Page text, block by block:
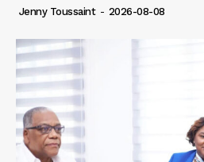
Jenny Toussaint - 2026-08-08